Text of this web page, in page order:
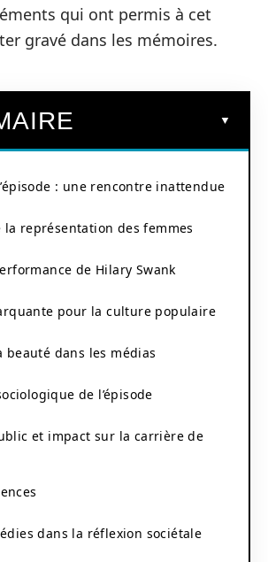
qui ont permis à cet
gravé dans les mémoires.
: une rencontre inattendue
la représentation des femmes
de Hilary Swank
pour la culture populaire
beauté dans les médias
de l’épisode
et impact sur la carrière de
dans la réflexion sociétale